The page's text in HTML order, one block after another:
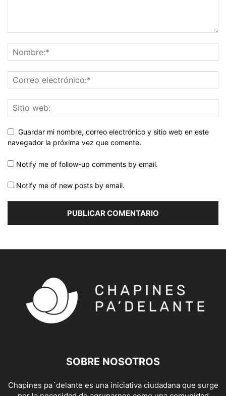
Guardar mi nombre, correo electrónico y sitio web en este
navegador la próxima vez que comente.
Notify me of follow-up comments by email.
Notify me of new posts by email.
SOBRE NOSOTROS
Chapines pa´delante es una iniciativa ciudadana que surge